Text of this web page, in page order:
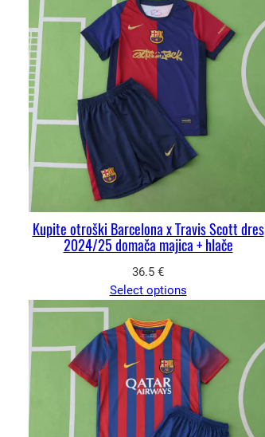
Kupite otroški Barcelona x Travis Scott dres
2024/25 domača majica + hlače
36.5 €
Select options